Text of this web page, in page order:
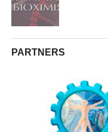
PARTNERS